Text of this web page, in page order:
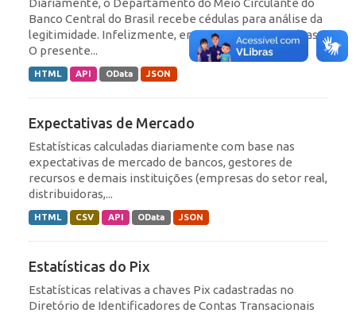
Banco Central do Brasil recebe cédulas para análise da
legitimidade. Infelizmente, em sua maioria são falsas.
O presente...
HTML API OData JSON
Expectativas de Mercado
Estatísticas calculadas diariamente com base nas
expectativas de mercado de bancos, gestores de
recursos e demais instituições (empresas do setor real,
distribuidoras,...
HTML CSV API OData JSON
Estatísticas do Pix
Estatísticas relativas a chaves Pix cadastradas no
Diretório de Identificadores de Contas Transacionais